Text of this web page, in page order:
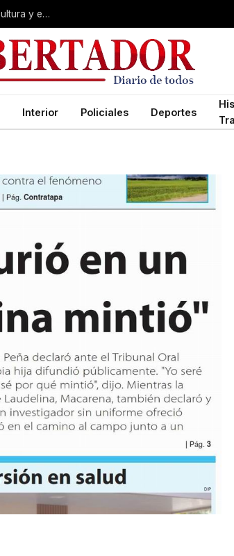
Polich y Lourdes Sánchez firmaron convenio para potenciar la cultura y el turismo en Corrientes
Interior Policiales Deportes